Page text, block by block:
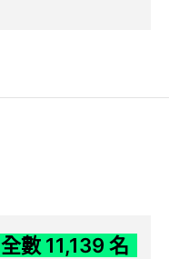
數 11,139 名